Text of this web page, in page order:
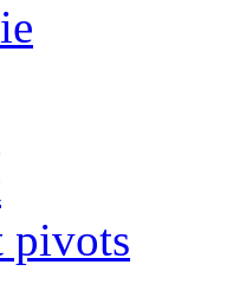
pivots